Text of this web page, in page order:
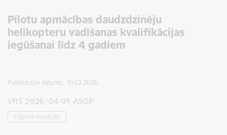
Pilotu apmācības daudzdzinēju
helikopteru vadīšanas kvalifikācijas
iegūšanai līdz 4 gadiem
Publikācijas datums: 10.02.2026.
VRS 2026/04-01-ASOP
Līgums noslēgts